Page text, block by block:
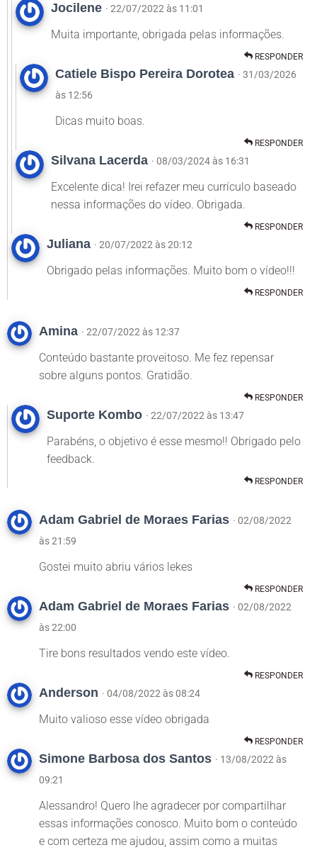
Jocilene · 22/07/2022 às 11:01
Muita importante, obrigada pelas informações.
RESPONDER
Catiele Bispo Pereira Dorotea · 31/03/2026
às 12:56
Dicas muito boas.
RESPONDER
Silvana Lacerda · 08/03/2024 às 16:31
Excelente dica! Irei refazer meu currículo baseado
nessa informações do vídeo. Obrigada.
RESPONDER
Juliana · 20/07/2022 às 20:12
Obrigado pelas informações. Muito bom o vídeo!!!
RESPONDER
Amina · 22/07/2022 às 12:37
Conteúdo bastante proveitoso. Me fez repensar
sobre alguns pontos. Gratidão.
RESPONDER
Suporte Kombo · 22/07/2022 às 13:47
Parabéns, o objetivo é esse mesmo!! Obrigado pelo
feedback.
RESPONDER
Adam Gabriel de Moraes Farias · 02/08/2022
às 21:59
Gostei muito abriu vários lekes
RESPONDER
Adam Gabriel de Moraes Farias · 02/08/2022
às 22:00
Tire bons resultados vendo este vídeo.
RESPONDER
Anderson · 04/08/2022 às 08:24
Muito valioso esse vídeo obrigada
RESPONDER
Simone Barbosa dos Santos · 13/08/2022 às
09:21
Alessandro! Quero lhe agradecer por compartilhar
essas informações conosco. Muito bom o conteúdo
e com certeza me ajudou, assim como a muitas